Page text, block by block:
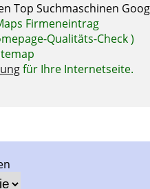
Top Suchmaschinen
Firmeneintrag
Qualitäts-Check )
für Ihre Internetseite.